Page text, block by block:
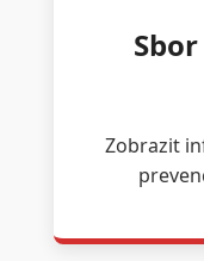
Zobrazit